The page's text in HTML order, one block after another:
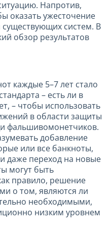
Напротив,
оказать ужесточение
систем. В
обзор результатов
каждые 5–7 лет стало
– есть ли в
– чтобы использовать
в области защиты
фальшивомонетчиков.
добавление
или все банкноты,
даже переход на новые
могут быть
правило, решение
о том, являются ли
необходимыми,
низким уровнем